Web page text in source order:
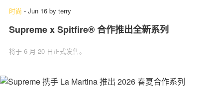
时尚 - Jun 16 by terry
Supreme x Spitfire® 合作推出全新系列
将于 6 月 20 日正式发售。